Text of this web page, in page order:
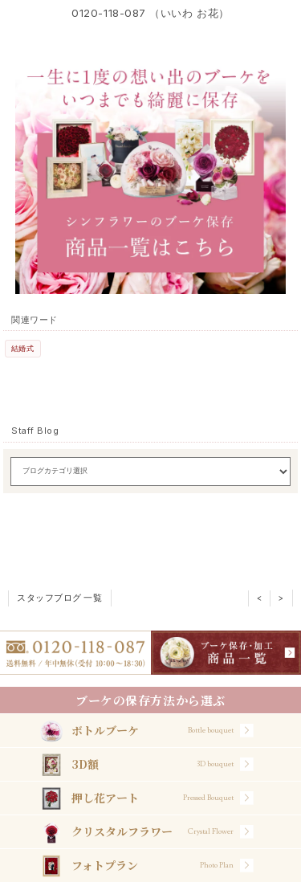
0120-118-087 （いいわ お花）
関連ワード
結婚式
Staff Blog
スタッフブログ 一覧 < >
ブーケの保存方法から選ぶ
ボトルブーケ Bottle bouquet
3D額 3D bouquet
押し花アート Pressed Bouquet
クリスタルフラワー Crystal Flower
フォトプラン Photo Plan